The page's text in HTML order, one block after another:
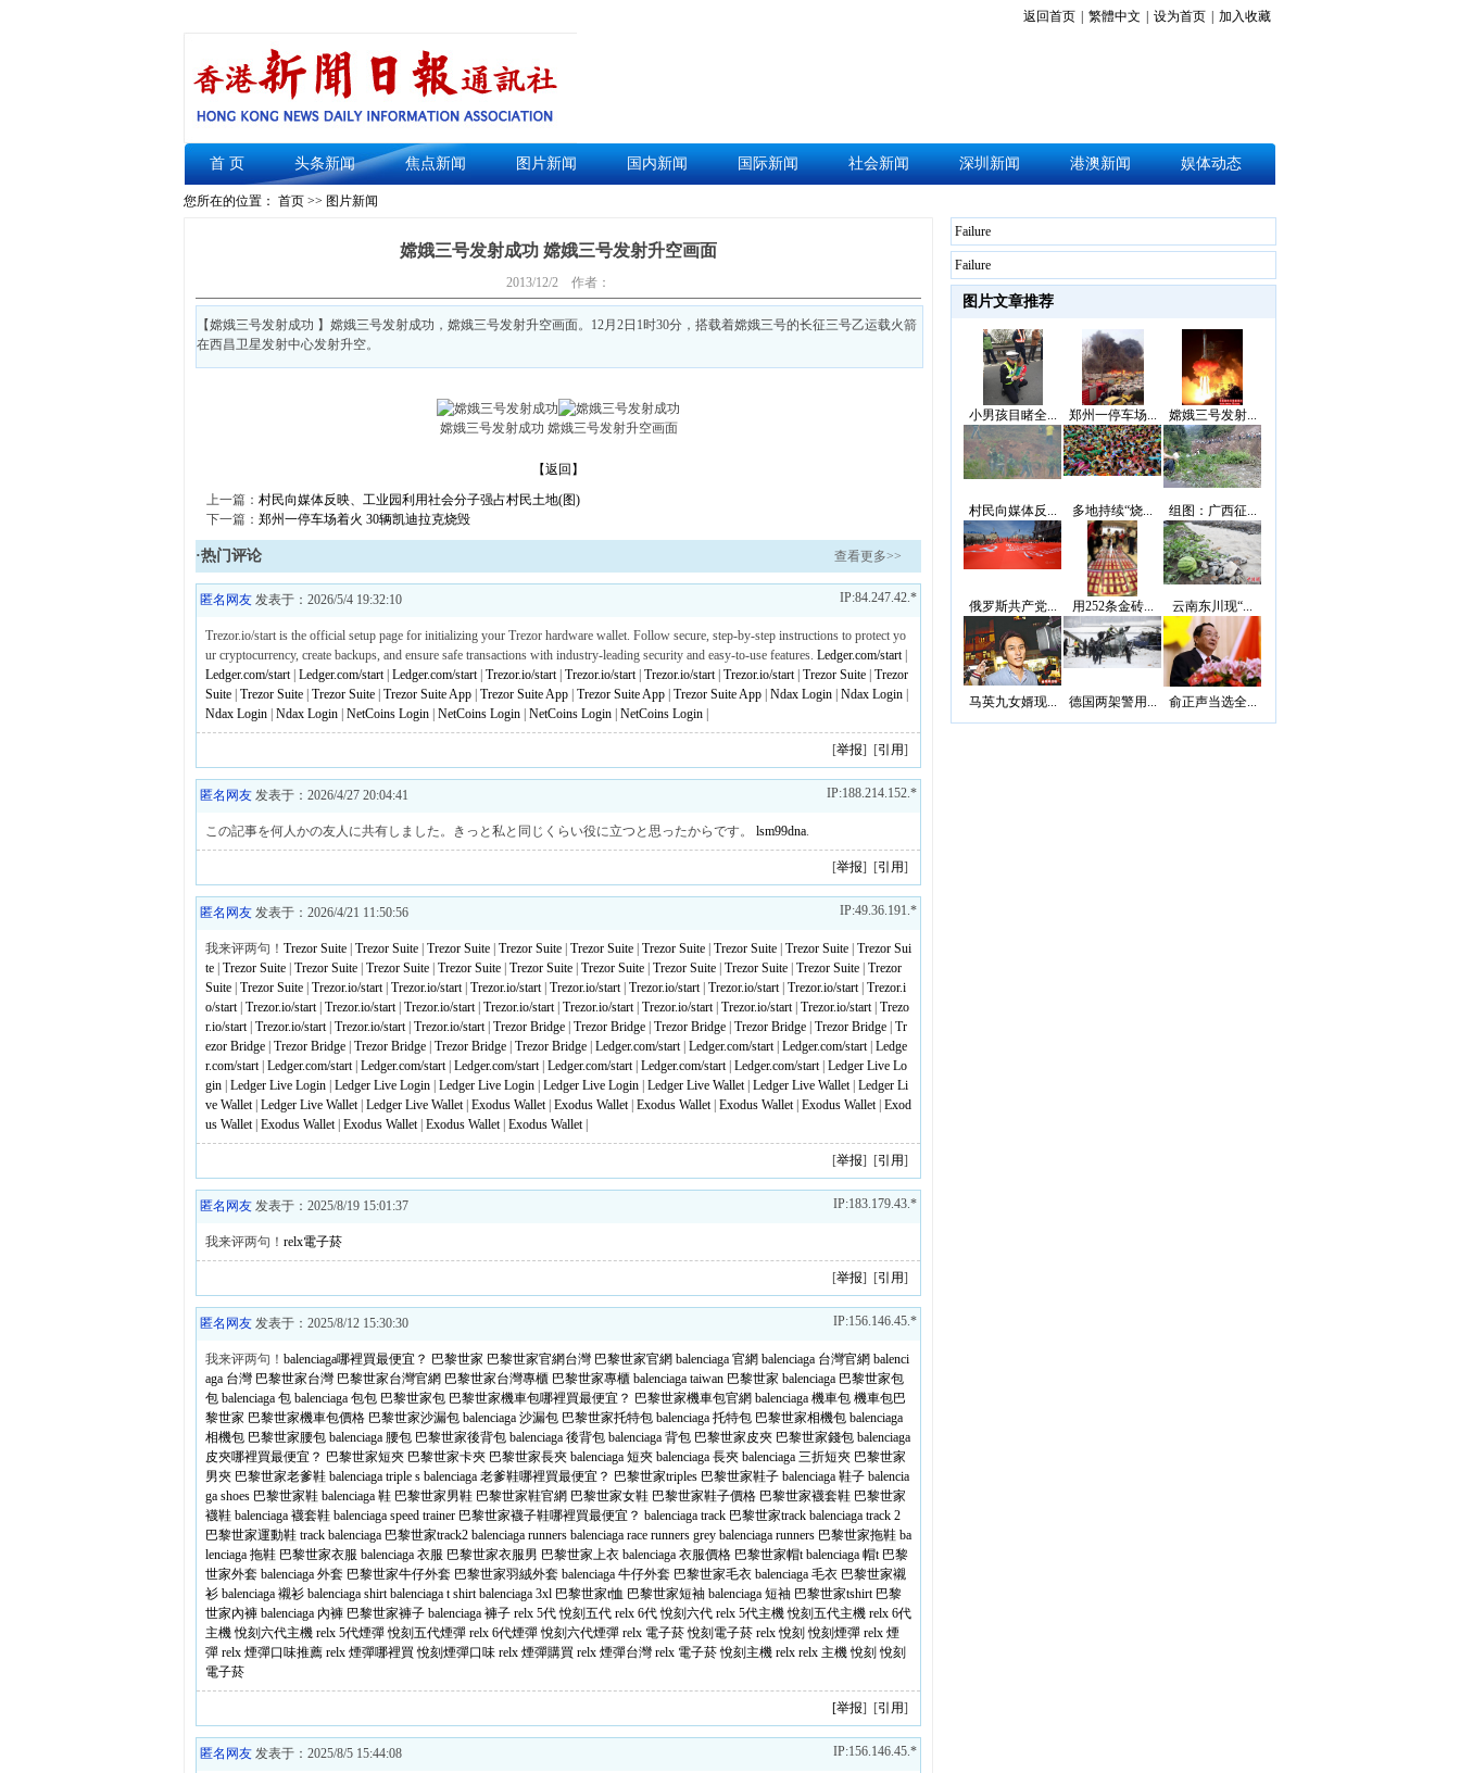
返回首页 繁體中文 设为首页 加入收藏
首 页 头条新闻 焦点新闻 图片新闻 国内新闻 国际新闻 社会新闻 深圳新闻 港澳新闻 娱体动态
您所在的位置： 首页 >> 图片新闻
嫦娥三号发射成功 嫦娥三号发射升空画面
2013/12/2 作者：
【嫦娥三号发射成功 】嫦娥三号发射成功，嫦娥三号发射升空画面。12月2日1时30分，搭载着嫦娥三号的长征三号乙运载火箭
在西昌卫星发射中心发射升空。
嫦娥三号发射成功 嫦娥三号发射升空画面
【返回】
上一篇： 村民向媒体反映、工业园利用社会分子强占村民土地(图)
下一篇： 郑州一停车场着火 30辆凯迪拉克烧毁
·热门评论 查看更多>>
匿名网友 发表于：2026/5/4 19:32:10 IP:84.247.42.*
Trezor.io/start is the official setup page for initializing your Trezor hardware wallet. Follow secure, step-by-step instructions to protect yo
ur cryptocurrency, create backups, and ensure safe transactions with industry-leading security and easy-to-use features. Ledger.com/start|
Ledger.com/start| Ledger.com/start| Ledger.com/start| Trezor.io/start| Trezor.io/start| Trezor.io/start| Trezor.io/start| Trezor Suite Trezor
Suite Trezor Suite Trezor Suite Trezor Suite App Trezor Suite App Trezor Suite App Trezor Suite App Ndax Login Ndax Login
Ndax Login Ndax Login NetCoins Login NetCoins Login NetCoins Login NetCoins Login
[举报] [引用]
匿名网友 发表于：2026/4/27 20:04:41 IP:188.214.152.*
この記事を何人かの友人に共有しました。きっと私と同じくらい役に立つと思ったからです。 lsm99dna.
[举报] [引用]
匿名网友 发表于：2026/4/21 11:50:56 IP:49.36.191.*
我来评两句！ Trezor Suite Trezor Suite Trezor Suite Trezor Suite Trezor Suite Trezor Suite Trezor Suite Trezor Suite Trezor Sui
te Trezor Suite Trezor Suite Trezor Suite Trezor Suite Trezor Suite Trezor Suite Trezor Suite Trezor Suite Trezor Suite Trezor
Suite Trezor Suite Trezor.io/start| Trezor.io/start| Trezor.io/start| Trezor.io/start| Trezor.io/start| Trezor.io/start| Trezor.io/start| Trezor.i
o/start| Trezor.io/start| Trezor.io/start| Trezor.io/start| Trezor.io/start| Trezor.io/start| Trezor.io/start| Trezor.io/start| Trezor.io/start| Trezo
r.io/start| Trezor.io/start| Trezor.io/start| Trezor.io/start| Trezor Bridge Trezor Bridge Trezor Bridge Trezor Bridge Trezor Bridge Tr
ezor Bridge Trezor Bridge Trezor Bridge Trezor Bridge Trezor Bridge Ledger.com/start| Ledger.com/start| Ledger.com/start| Ledge
r.com/start| Ledger.com/start| Ledger.com/start| Ledger.com/start| Ledger.com/start| Ledger.com/start| Ledger.com/start| Ledger Live Lo
gin Ledger Live Login Ledger Live Login Ledger Live Login Ledger Live Login Ledger Live Wallet| Ledger Live Wallet| Ledger Li
ve Wallet| Ledger Live Wallet| Ledger Live Wallet| Exodus Wallet| Exodus Wallet| Exodus Wallet| Exodus Wallet| Exodus Wallet| Exod
us Wallet| Exodus Wallet| Exodus Wallet| Exodus Wallet| Exodus Wallet|
[举报] [引用]
匿名网友 发表于：2025/8/19 15:01:37 IP:183.179.43.*
我来评两句！ relx電子菸
[举报] [引用]
匿名网友 发表于：2025/8/12 15:30:30 IP:156.146.45.*
我来评两句！ balenciaga哪裡買最便宜？ 巴黎世家 巴黎世家官網台灣 巴黎世家官網 balenciaga 官網 balenciaga 台灣官網 balenci
aga 台灣 巴黎世家台灣 巴黎世家台灣官網 巴黎世家台灣專櫃 巴黎世家專櫃 balenciaga taiwan 巴黎世家 balenciaga 巴黎世家包
包 balenciaga 包 balenciaga 包包 巴黎世家包 巴黎世家機車包哪裡買最便宜？ 巴黎世家機車包官網 balenciaga 機車包 機車包巴
黎世家 巴黎世家機車包價格 巴黎世家沙漏包 balenciaga 沙漏包 巴黎世家托特包 balenciaga 托特包 巴黎世家相機包 balenciaga
相機包 巴黎世家腰包 balenciaga 腰包 巴黎世家後背包 balenciaga 後背包 balenciaga 背包 巴黎世家皮夾 巴黎世家錢包 balenciaga
皮夾哪裡買最便宜？ 巴黎世家短夾 巴黎世家卡夾 巴黎世家長夾 balenciaga 短夾 balenciaga 長夾 balenciaga 三折短夾 巴黎世家
男夾 巴黎世家老爹鞋 balenciaga triple s balenciaga 老爹鞋哪裡買最便宜？ 巴黎世家triples 巴黎世家鞋子 balenciaga 鞋子 balencia
ga shoes 巴黎世家鞋 balenciaga 鞋 巴黎世家男鞋 巴黎世家鞋官網 巴黎世家女鞋 巴黎世家鞋子價格 巴黎世家襪套鞋 巴黎世家
襪鞋 balenciaga 襪套鞋 balenciaga speed trainer 巴黎世家襪子鞋哪裡買最便宜？ balenciaga track 巴黎世家track balenciaga track 2
巴黎世家運動鞋 track balenciaga 巴黎世家track2 balenciaga runners balenciaga race runners grey balenciaga runners 巴黎世家拖鞋 ba
lenciaga 拖鞋 巴黎世家衣服 balenciaga 衣服 巴黎世家衣服男 巴黎世家上衣 balenciaga 衣服價格 巴黎世家帽t balenciaga 帽t 巴黎
世家外套 balenciaga 外套 巴黎世家牛仔外套 巴黎世家羽絨外套 balenciaga 牛仔外套 巴黎世家毛衣 balenciaga 毛衣 巴黎世家襯
衫 balenciaga 襯衫 balenciaga shirt balenciaga t shirt balenciaga 3xl 巴黎世家t恤 巴黎世家短袖 balenciaga 短袖 巴黎世家tshirt 巴黎
世家內褲 balenciaga 內褲 巴黎世家褲子 balenciaga 褲子 relx 5代 悅刻五代 relx 6代 悅刻六代 relx 5代主機 悅刻五代主機 relx 6代
主機 悅刻六代主機 relx 5代煙彈 悅刻五代煙彈 relx 6代煙彈 悅刻六代煙彈 relx 電子菸 悅刻電子菸 relx 悅刻 悅刻煙彈 relx 煙
彈 relx 煙彈口味推薦 relx 煙彈哪裡買 悅刻煙彈口味 relx 煙彈購買 relx 煙彈台灣 relx 電子菸悅刻主機 relx relx 主機悅刻悅刻
電子菸
[举报] [引用]
匿名网友 发表于：2025/8/5 15:44:08 IP:156.146.45.*
Failure
Failure
图片文章推荐
小男孩目睹全... 郑州一停车场... 嫦娥三号发射...
村民向媒体反... 多地持续“烧... 组图：广西征...
俄罗斯共产党... 用252条金砖... 云南东川现“...
马英九女婿现... 德国两架警用... 俞正声当选全...